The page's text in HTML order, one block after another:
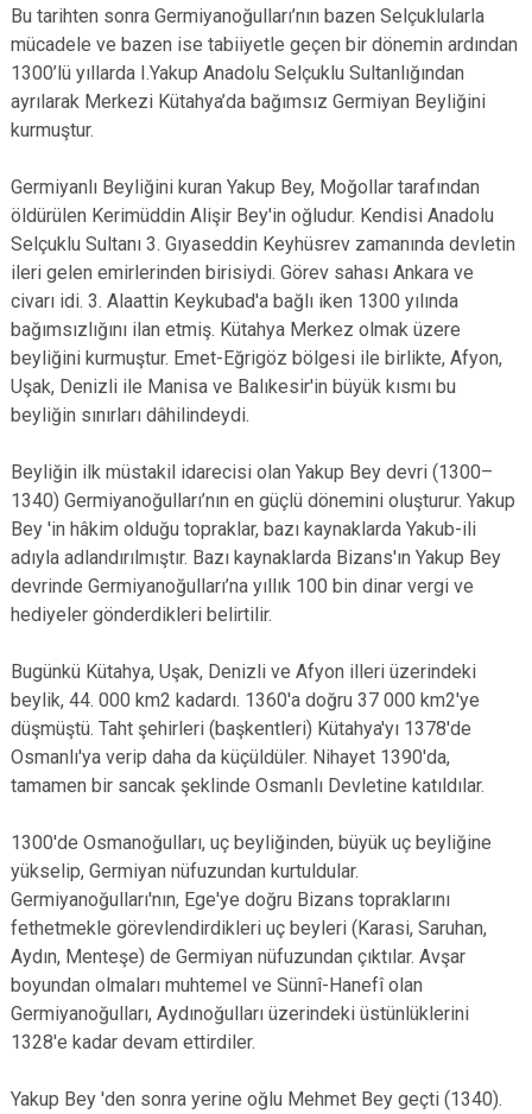
Bu tarihten sonra Germiyanoğulları’nın bazen Selçuklularla
mücadele ve bazen ise tabiiyetle geçen bir dönemin ardından
1300’lü yıllarda I.Yakup Anadolu Selçuklu Sultanlığından
ayrılarak Merkezi Kütahya’da bağımsız Germiyan Beyliğini
kurmuştur.
Germiyanlı Beyliğini kuran Yakup Bey, Moğollar tarafından
öldürülen Kerimüddin Alişir Bey'in oğludur. Kendisi Anadolu
Selçuklu Sultanı 3. Gıyaseddin Keyhüsrev zamanında devletin
ileri gelen emirlerinden birisiydi. Görev sahası Ankara ve
civarı idi. 3. Alaattin Keykubad'a bağlı iken 1300 yılında
bağımsızlığını ilan etmiş. Kütahya Merkez olmak üzere
beyliğini kurmuştur. Emet-Eğrigöz bölgesi ile birlikte, Afyon,
Uşak, Denizli ile Manisa ve Balıkesir'in büyük kısmı bu
beyliğin sınırları dâhilindeydi.
Beyliğin ilk müstakil idarecisi olan Yakup Bey devri (1300–
1340) Germiyanoğulları’nın en güçlü dönemini oluşturur. Yakup
Bey 'in hâkim olduğu topraklar, bazı kaynaklarda Yakub-ili
adıyla adlandırılmıştır. Bazı kaynaklarda Bizans'ın Yakup Bey
devrinde Germiyanoğulları’na yıllık 100 bin dinar vergi ve
hediyeler gönderdikleri belirtilir.
Bugünkü Kütahya, Uşak, Denizli ve Afyon illeri üzerindeki
beylik, 44. 000 km2 kadardı. 1360'a doğru 37 000 km2'ye
düşmüştü. Taht şehirleri (başkentleri) Kütahya'yı 1378'de
Osmanlı'ya verip daha da küçüldüler. Nihayet 1390'da,
tamamen bir sancak şeklinde Osmanlı Devletine katıldılar.
1300'de Osmanoğulları, uç beyliğinden, büyük uç beyliğine
yükselip, Germiyan nüfuzundan kurtuldular.
Germiyanoğulları'nın, Ege'ye doğru Bizans topraklarını
fethetmekle görevlendirdikleri uç beyleri (Karasi, Saruhan,
Aydın, Menteşe) de Germiyan nüfuzundan çıktılar. Avşar
boyundan olmaları muhtemel ve Sünnî-Hanefî olan
Germiyanoğulları, Aydınoğulları üzerindeki üstünlüklerini
1328'e kadar devam ettirdiler.
Yakup Bey 'den sonra yerine oğlu Mehmet Bey geçti (1340).